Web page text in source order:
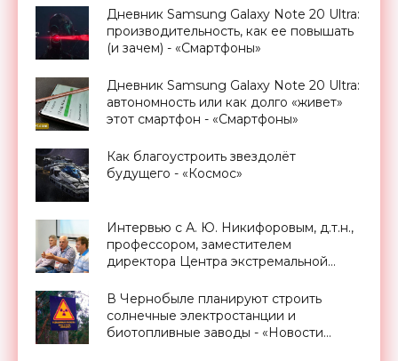
Дневник Samsung Galaxy Note 20 Ultra:
производительность, как ее повышать
(и зачем) - «Смартфоны»
Дневник Samsung Galaxy Note 20 Ultra:
автономность или как долго «живет»
этот смартфон - «Смартфоны»
Как благоустроить звездолёт
будущего - «Космос»
Интервью с А. Ю. Никифоровым, д.т.н.,
профессором, заместителем
директора Центра экстремальной
МИФИ - «Смартфоны»
В Чернобыле планируют строить
солнечные электростанции и
биотопливные заводы - «Новости